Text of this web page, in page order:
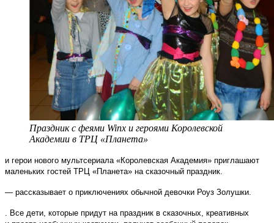
Праздник с феями Winx и героями Королевской
Академии в ТРЦ «Планета»
и герои нового мультсериала «Королевская Академия» приглашают
маленьких гостей ТРЦ «Планета» на сказочный праздник.
— рассказывает о приключениях обычной девочки Роуз Золушки.
. Все дети, которые придут на праздник в сказочных, креативных